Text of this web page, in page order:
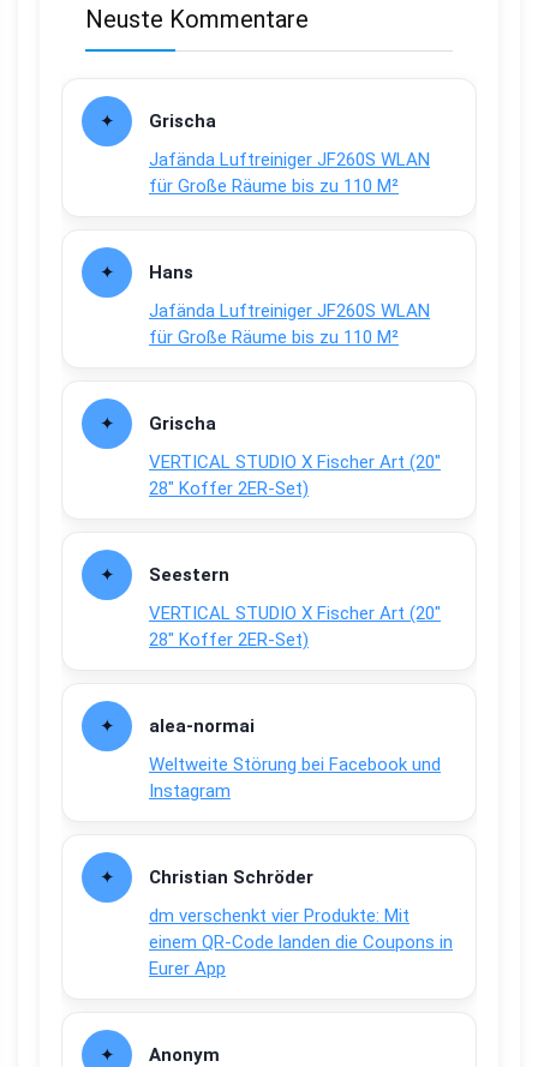
Neuste Kommentare
Grischa
Jafända Luftreiniger JF260S WLAN
für Große Räume bis zu 110 M²
Hans
Jafända Luftreiniger JF260S WLAN
für Große Räume bis zu 110 M²
Grischa
VERTICAL STUDIO X Fischer Art (20″
28″ Koffer 2ER-Set)
Seestern
VERTICAL STUDIO X Fischer Art (20″
28″ Koffer 2ER-Set)
alea-normai
Weltweite Störung bei Facebook und
Instagram
Christian Schröder
dm verschenkt vier Produkte: Mit
einem QR-Code landen die Coupons in
Eurer App
Anonym